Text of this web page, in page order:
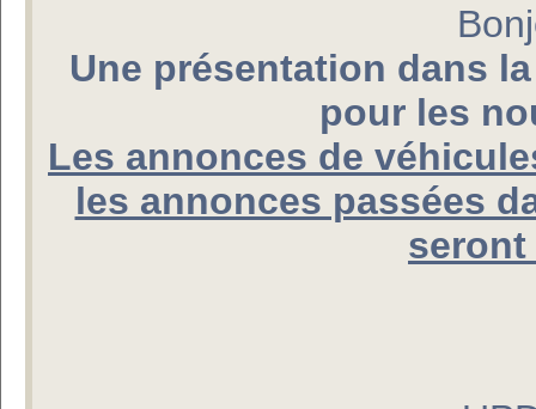
Une présentation dans
pour les
Les annonces de
les annonces passées
seront